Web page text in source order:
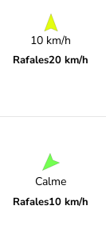
10 km/h
Rafales20 km/h
Calme
Rafales10 km/h